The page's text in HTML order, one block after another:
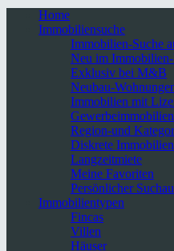
Home
Immobiliensuche
Immobilien-Suche
Neu im
Exklusiv bei M&B
Neubau-
Immobilien mit
Gewerbeimmobilien
Region-und
Diskrete
Langzeitmiete
Meine Favoriten
Persönlicher
Immobilientypen
Fincas
Villen
Häuser